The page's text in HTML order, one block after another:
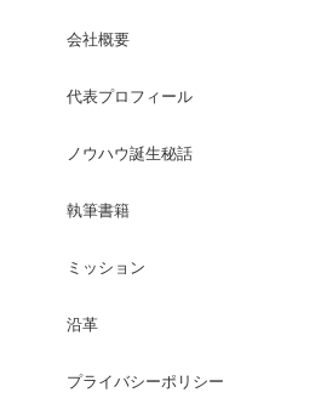
会社概要
代表プロフィール
ノウハウ誕生秘話
執筆書籍
ミッション
沿革
プライバシーポリシー